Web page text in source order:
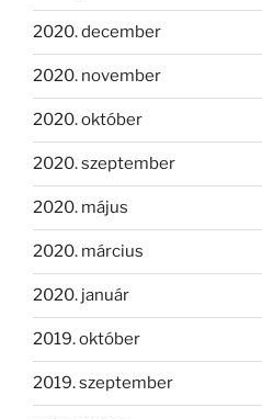
2020. december
2020. november
2020. október
2020. szeptember
2020. május
2020. március
2020. január
2019. október
2019. szeptember